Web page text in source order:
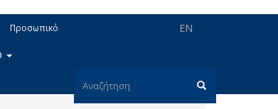
EN
Προσωπικό
Φόρμα